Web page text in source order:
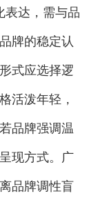
表达，需与品
牌的稳定认
式应选择逻
活泼年轻，
品牌强调温
现方式。广
品牌调性盲